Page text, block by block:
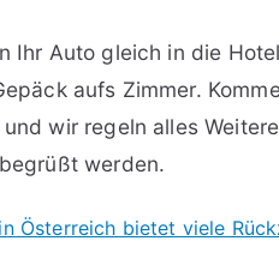
Ihr Auto gleich in die
aufs Zimmer.
und wir regeln alles
werden.
Österreich bietet viele